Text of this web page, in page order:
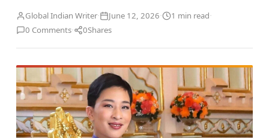
Global Indian Writer· June 12, 2026· 1 min read·
0 Comments· 0Shares